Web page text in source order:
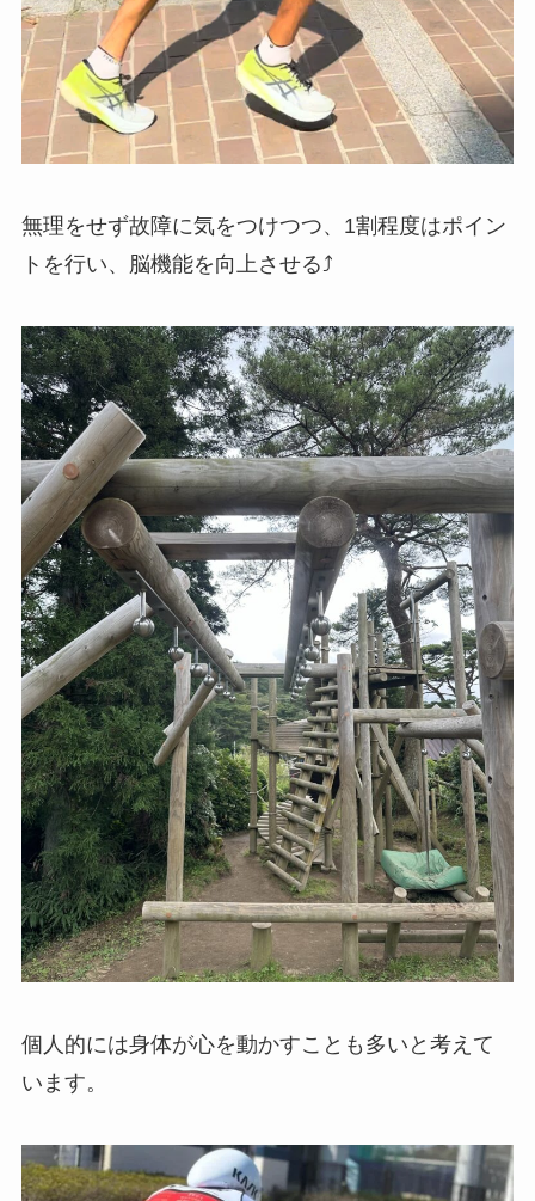
無理をせず故障に気をつけつつ、1割程度はポイン
トを行い、脳機能を向上させる⤴️
個人的には身体が心を動かすことも多いと考えて
います。